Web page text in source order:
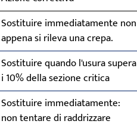
Sostituire immediatamente non
appena si rileva una crepa.
Sostituire quando l'usura supera
i 10% della sezione critica
Sostituire immediatamente:
non tentare di raddrizzare